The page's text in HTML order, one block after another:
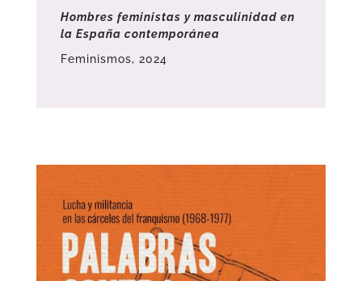
Hombres feministas y masculinidad en
la España contemporánea
Feminismos, 2024